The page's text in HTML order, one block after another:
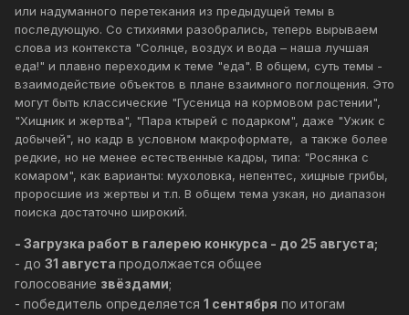
или надуманного перетекания из предыдущей темы в
последующую. Со стихиями разобрались, теперь вырываем
слова из контекста "Солнце, воздух и вода – наша лучшая
еда!" и плавно переходим к теме "еда". В общем, суть темы -
взаимодействие объектов в плане взаимного поглощения. Это
могут быть классические "Гусеница на кормовом растении",
"Хищник и жертва", "Пара ктырей с подарком", даже "Ужик с
добычей", но кадр в условном макроформате, а также более
редкие, но не менее естественные кадры, типа: "Росянка с
комаром", как варианты: мухоловка, непентес, хищные грибы,
проросшие из жертвы и т.п. В общем тема узкая, но диапазон
поиска достаточно широкий.
- Загрузка работ в галерею конкурса - до 25 августа;
- до 31 августа продолжается общее
голосование звёздами;
- победитель определяется 1 сентября по итогам